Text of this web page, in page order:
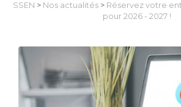
SSEN > Nos actualités> Réservez votre
pour 2026 - 2027 !